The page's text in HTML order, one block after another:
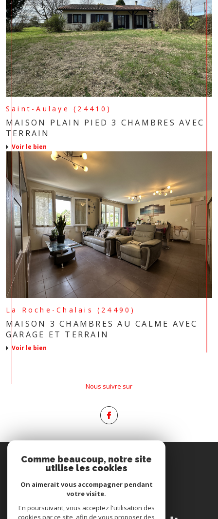
Saint-Aulaye (24410)
MAISON PLAIN PIED 3 CHAMBRES AVEC
TERRAIN
voir le bien
La Roche-Chalais (24490)
MAISON 3 CHAMBRES AU CALME AVEC
GARAGE ET TERRAIN
voir le bien
Nous suivre sur
PROPRIÉTAIRE
ADHÉRONS
Comme beaucoup, notre site
utilise les cookies
On aimerait vous accompagner pendant
votre visite.
En poursuivant, vous acceptez l'utilisation des
cookies par ce site, afin de vous proposer des